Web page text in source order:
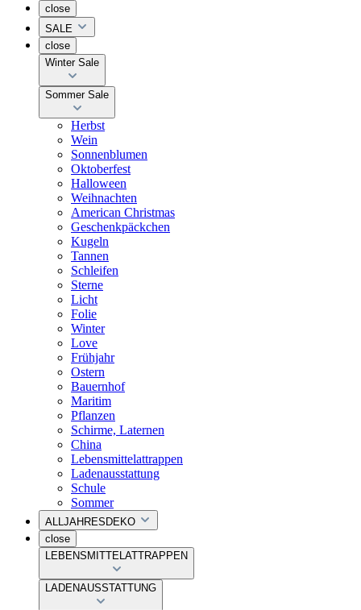
close
SALE
close
Winter Sale
Sommer Sale
Herbst
Wein
Sonnenblumen
Oktoberfest
Halloween
Weihnachten
American Christmas
Geschenkpäckchen
Kugeln
Tannen
Schleifen
Sterne
Licht
Folie
Winter
Love
Frühjahr
Ostern
Bauernhof
Maritim
Pflanzen
Schirme, Laternen
China
Lebensmittelattrappen
Ladenausstattung
Schule
Sommer
ALLJAHRESDEKO
close
LEBENSMITTELATTRAPPEN
LADENAUSSTATTUNG